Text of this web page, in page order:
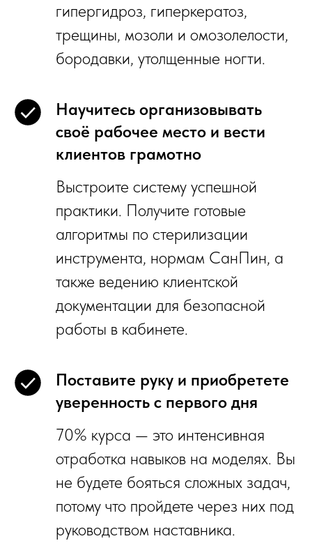
гипергидроз, гиперкератоз,
трещины, мозоли и омозолелости,
бородавки, утолщенные ногти.
Научитесь организовывать
своё рабочее место и вести
клиентов грамотно
Выстроите систему успешной
практики. Получите готовые
алгоритмы по стерилизации
инструмента, нормам СанПин, а
также ведению клиентской
документации для безопасной
работы в кабинете.
Поставите руку и приобретете
уверенность с первого дня
70% курса — это интенсивная
отработка навыков на моделях. Вы
не будете бояться сложных задач,
потому что пройдете через них под
руководством наставника.